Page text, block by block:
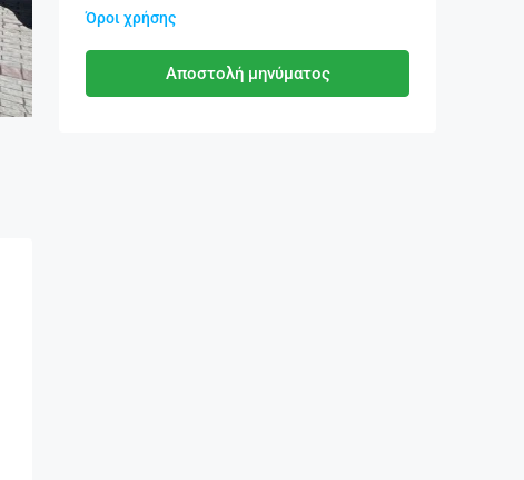
Όροι χρήσης
Αποστολή μηνύματος